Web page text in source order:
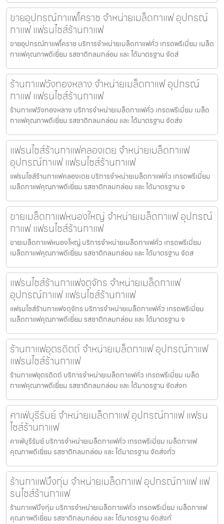
ขายอุปกรณ์กาแฟโคราช จำหน่ายเมล็ดกาแฟ อุปกรณ์
กาแฟ แฟรนไชส์ร้านกาแฟ
ขายอุปกรณ์กาแฟโคราช บริการจำหน่ายเมล็ดกาแฟคั่ว เกรดพรีเมี่ยม เมล็ด
กาแฟคุณภาพดีเยี่ยม รสชาติกลมกล่อม และ ได้มาตรฐาน จัดส่
ร้านกาแฟวังทองหลาง จำหน่ายเมล็ดกาแฟ อุปกรณ์
กาแฟ แฟรนไชส์ร้านกาแฟ
ร้านกาแฟวังทองหลาง บริการจำหน่ายเมล็ดกาแฟคั่ว เกรดพรีเมี่ยม เมล็ด
กาแฟคุณภาพดีเยี่ยม รสชาติกลมกล่อม และ ได้มาตรฐาน จัดส่ง
แฟรนไชส์ร้านกาแฟคลองเตย จำหน่ายเมล็ดกาแฟ
อุปกรณ์กาแฟ แฟรนไชส์ร้านกาแฟ
แฟรนไชส์ร้านกาแฟคลองเตย บริการจำหน่ายเมล็ดกาแฟคั่ว เกรดพรีเมี่ยม
เมล็ดกาแฟคุณภาพดีเยี่ยม รสชาติกลมกล่อม และ ได้มาตรฐาน จ
ขายเมล็ดกาแฟหนองใหญ่ จำหน่ายเมล็ดกาแฟ อุปกรณ์
กาแฟ แฟรนไชส์ร้านกาแฟ
ขายเมล็ดกาแฟหนองใหญ่ บริการจำหน่ายเมล็ดกาแฟคั่ว เกรดพรีเมี่ยม
เมล็ดกาแฟคุณภาพดีเยี่ยม รสชาติกลมกล่อม และ ได้มาตรฐาน จัดส
แฟรนไชส์ร้านกาแฟจตุจักร จำหน่ายเมล็ดกาแฟ
อุปกรณ์กาแฟ แฟรนไชส์ร้านกาแฟ
แฟรนไชส์ร้านกาแฟจตุจักร บริการจำหน่ายเมล็ดกาแฟคั่ว เกรดพรีเมี่ยม
เมล็ดกาแฟคุณภาพดีเยี่ยม รสชาติกลมกล่อม และ ได้มาตรฐาน จ
ร้านกาแฟอุตรดิตถ์ จำหน่ายเมล็ดกาแฟ อุปกรณ์กาแฟ
แฟรนไชส์ร้านกาแฟ
ร้านกาแฟอุตรดิตถ์ บริการจำหน่ายเมล็ดกาแฟคั่ว เกรดพรีเมี่ยม เมล็ด
กาแฟคุณภาพดีเยี่ยม รสชาติกลมกล่อม และ ได้มาตรฐาน จัดส่งท
คาเฟ่บุรีรัมย์ จำหน่ายเมล็ดกาแฟ อุปกรณ์กาแฟ แฟรน
ไชส์ร้านกาแฟ
คาเฟ่บุรีรัมย์ บริการจำหน่ายเมล็ดกาแฟคั่ว เกรดพรีเมี่ยม เมล็ดกาแฟ
คุณภาพดีเยี่ยม รสชาติกลมกล่อม และ ได้มาตรฐาน จัดส่งทั่ว
ร้านกาแฟบึงกุ่ม จำหน่ายเมล็ดกาแฟ อุปกรณ์กาแฟ แฟ
รนไชส์ร้านกาแฟ
ร้านกาแฟบึงกุ่ม บริการจำหน่ายเมล็ดกาแฟคั่ว เกรดพรีเมี่ยม เมล็ดกาแฟ
คุณภาพดีเยี่ยม รสชาติกลมกล่อม และ ได้มาตรฐาน จัดส่งทั่